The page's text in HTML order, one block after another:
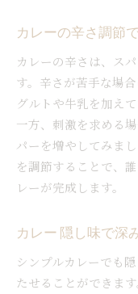
カレーの辛さ調節
カレーの辛さは、ス
す。辛さが苦手な場
グルトや牛乳を加え
一方、刺激を求める
パーを増やしてみま
を調節することで、
レーが完成します。
カレー 隠し味で深
シンプルカレーでも
たせることができま